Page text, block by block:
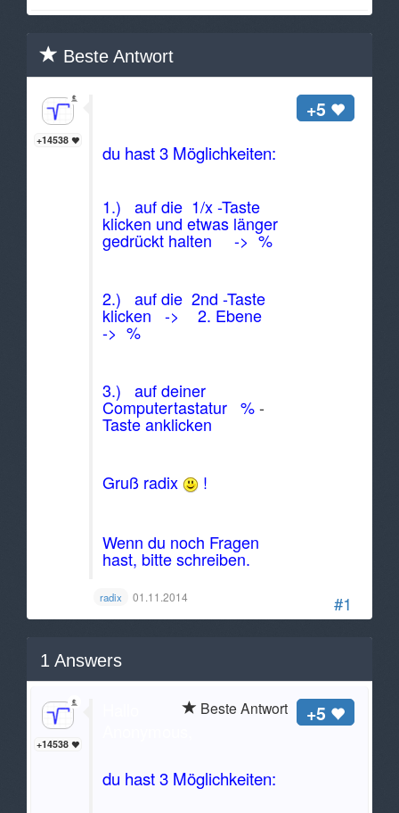
Beste Antwort
#1
+14538
+5
du hast 3 Möglichkeiten:
1.) auf die 1/x -Taste
klicken und etwas länger
gedrückt halten -> %
2.) auf die 2nd -Taste
klicken -> 2. Ebene
-> %
3.) auf deiner
Computertastatur %-
Taste anklicken
Gruß radix !
Wenn du noch Fragen
hast, bitte schreiben.
radix 01.11.2014
1 Answers
+14538
+5
Beste Antwort
du hast 3 Möglichkeiten: